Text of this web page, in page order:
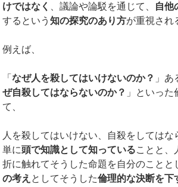
けではなく
、議論や論駁を通じて、 自他
するという知の探究のあり方が重視され
例えば、
「なぜ人を殺してはいけないのか？ 」
ぜ自殺してはならないのか？ 」といっ
て、
人を殺してはいけない、自殺をしてはな
単に頭で知識として知っていることと、
折に触れてそうした命題を自分のことと
の考え としてそうした倫理的な決断を下